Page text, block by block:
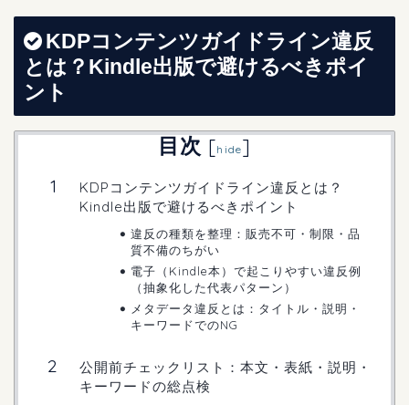
KDPコンテンツガイドライン違反
とは？Kindle出版で避けるべきポイ
ント
目次 [hide]
KDPコンテンツガイドライン違反とは？
Kindle出版で避けるべきポイント
違反の種類を整理：販売不可・制限・品
質不備のちがい
電子（Kindle本）で起こりやすい違反例
（抽象化した代表パターン）
メタデータ違反とは：タイトル・説明・
キーワードでのNG
公開前チェックリスト：本文・表紙・説明・
キーワードの総点検